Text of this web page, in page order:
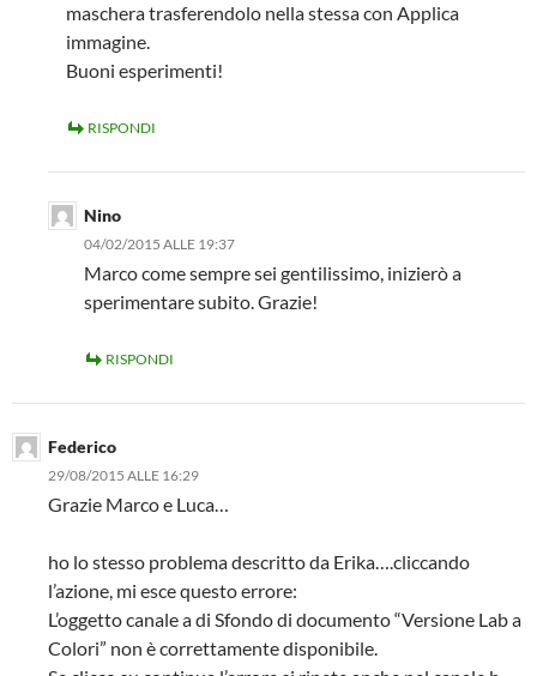
maschera trasferendolo nella stessa con Applica
immagine.
Buoni esperimenti!
RISPONDI
Nino
04/02/2015 ALLE 19:37
Marco come sempre sei gentilissimo, inizierò a
sperimentare subito. Grazie!
RISPONDI
Federico
29/08/2015 ALLE 16:29
Grazie Marco e Luca…
ho lo stesso problema descritto da Erika….cliccando
l’azione, mi esce questo errore:
L’oggetto canale a di Sfondo di documento “Versione Lab a
Colori” non è correttamente disponibile.